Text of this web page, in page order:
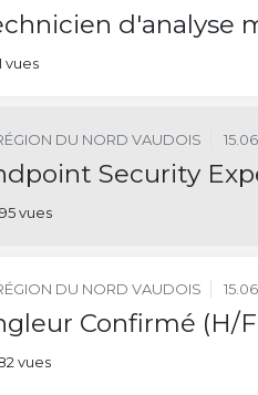
d'analyse
vues
DU NORD VAUDOIS
Security
vues
DU NORD VAUDOIS
Confirmé (H/
vues